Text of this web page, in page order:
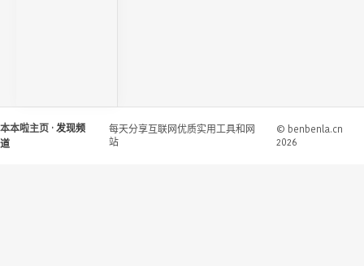
本本啦主页 · 发现频
道
每天分享互联网优质实用工具和网
站
© benbenla.cn
2026